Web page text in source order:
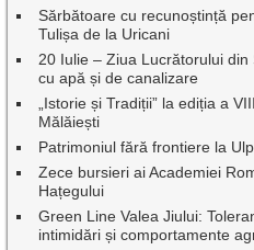
Sărbătoare cu recunoștință
Tulișa de la Uricani
20 Iulie – Ziua Lucrătorului
cu apă și de canalizare
„Istorie și Tradiții” la ediția a
Mălăiești
Patrimoniul fără frontiere la
Zece bursieri ai Academiei
Hațegului
Green Line Valea Jiului:
intimidări și comportamente